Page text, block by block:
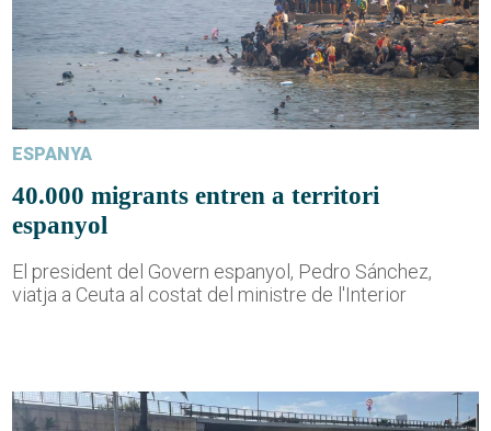
ESPANYA
40.000 migrants entren a territori
espanyol
El president del Govern espanyol, Pedro Sánchez,
viatja a Ceuta al costat del ministre de l'Interior